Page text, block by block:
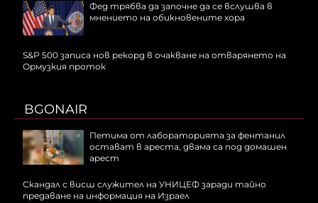
Фед трябва да започне да се вслушва в
мнението на обикновените хора
S&P 500 записа нов рекорд в очакване на отварянето на
Ормузкия проток
BGONAIR
Петима от лабораторията за фентанил
остават в ареста, двама са под домашен
арест
Скандал с висш служител на УНИЦЕФ заради тайно
предаване на информация на Израел